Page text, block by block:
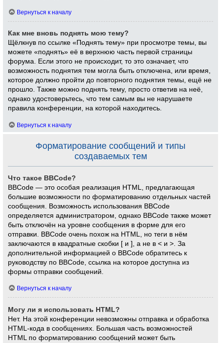
Вернуться к началу
Как мне вновь поднять мою тему?
Щёлкнув по ссылке «Поднять тему» при просмотре темы, вы
можете «поднять» её в верхнюю часть первой страницы
форума. Если этого не происходит, то это означает, что
возможность поднятия тем могла быть отключена, или время,
которое должно пройти до повторного поднятия темы, ещё не
прошло. Также можно поднять тему, просто ответив на неё,
однако удостоверьтесь, что тем самым вы не нарушаете
правила конференции, на которой находитесь.
Вернуться к началу
Форматирование сообщений и типы
создаваемых тем
Что такое BBCode?
BBCode — это особая реализация HTML, предлагающая
большие возможности по форматированию отдельных частей
сообщения. Возможность использования BBCode
определяется администратором, однако BBCode также может
быть отключён на уровне сообщения в форме для его
отправки. BBCode очень похож на HTML, но теги в нём
заключаются в квадратные скобки [ и ], а не в < и >. За
дополнительной информацией о BBCode обратитесь к
руководству по BBCode, ссылка на которое доступна из
формы отправки сообщений.
Вернуться к началу
Могу ли я использовать HTML?
Нет. На этой конференции невозможны отправка и обработка
HTML-кода в сообщениях. Большая часть возможностей
HTML по форматированию сообщений может быть